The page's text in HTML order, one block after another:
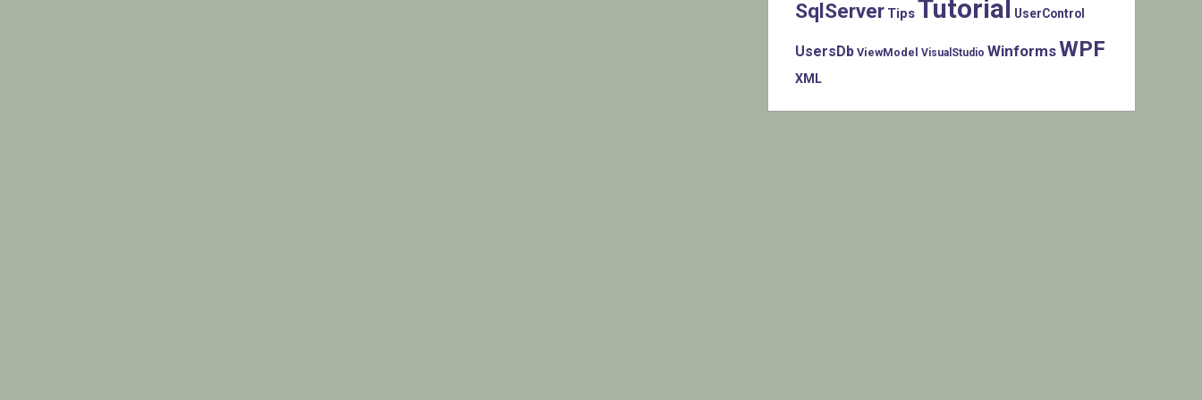
SqlServer TipsTutorial UserControl
UsersDb ViewModel VisualStudio WinformsWPF
XML